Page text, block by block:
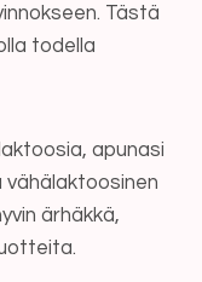
Tästä
todella
apunasi
ärhäkkä,